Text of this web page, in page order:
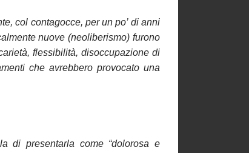
col contagocce, per un po’ di anni
nuove (neoliberismo) furono
flessibilità, disoccupazione di
che avrebbero provocato una
di presentarla come “dolorosa e